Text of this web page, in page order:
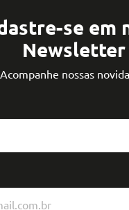
se em
Newsletter
Acompanhe nossas